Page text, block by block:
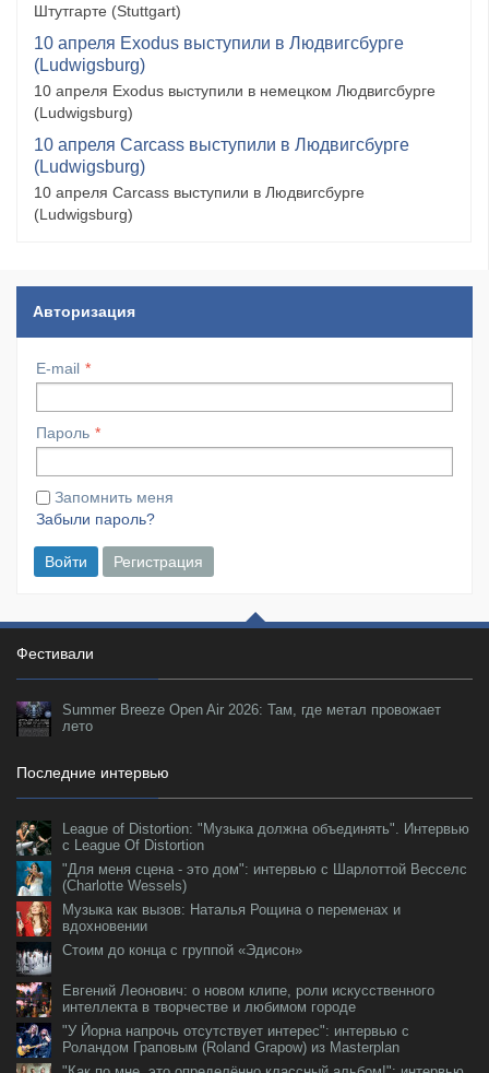
Штутгарте (Stuttgart)
10 апреля Exodus выступили в Людвигсбурге
(Ludwigsburg)
10 апреля Exodus выступили в немецком Людвигсбурге
(Ludwigsburg)
10 апреля Carcass выступили в Людвигсбурге
(Ludwigsburg)
10 апреля Carcass выступили в Людвигсбурге
(Ludwigsburg)
Авторизация
E-mail
Пароль
Запомнить меня
Забыли пароль?
Войти Регистрация
Фестивали
Summer Breeze Open Air 2026: Там, где метал провожает
лето
Последние интервью
League of Distortion: "Музыка должна объединять". Интервью
с League Of Distortion
"Для меня сцена - это дом": интервью с Шарлоттой Весселс
(Charlotte Wessels)
Музыка как вызов: Наталья Рощина о переменах и
вдохновении
Стоим до конца с группой «Эдисон»
Евгений Леонович: о новом клипе, роли искусственного
интеллекта в творчестве и любимом городе
"У Йорна напрочь отсутствует интерес": интервью с
Роландом Граповым (Roland Grapow) из Masterplan